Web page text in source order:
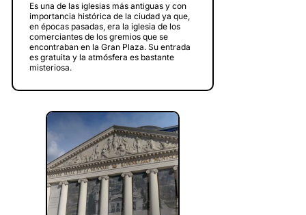
Es una de las iglesias más antiguas y con
importancia histórica de la ciudad ya que,
en épocas pasadas, era la iglesia de los
comerciantes de los gremios que se
encontraban en la Gran Plaza. Su entrada
es gratuita y la atmósfera es bastante
misteriosa.